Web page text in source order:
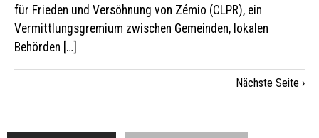
für Frieden und Versöhnung von Zémio (CLPR), ein
Vermittlungsgremium zwischen Gemeinden, lokalen
Behörden […]
Nächste Seite ›